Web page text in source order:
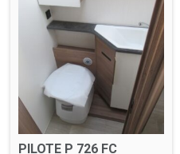
PILOTE P 726 FC